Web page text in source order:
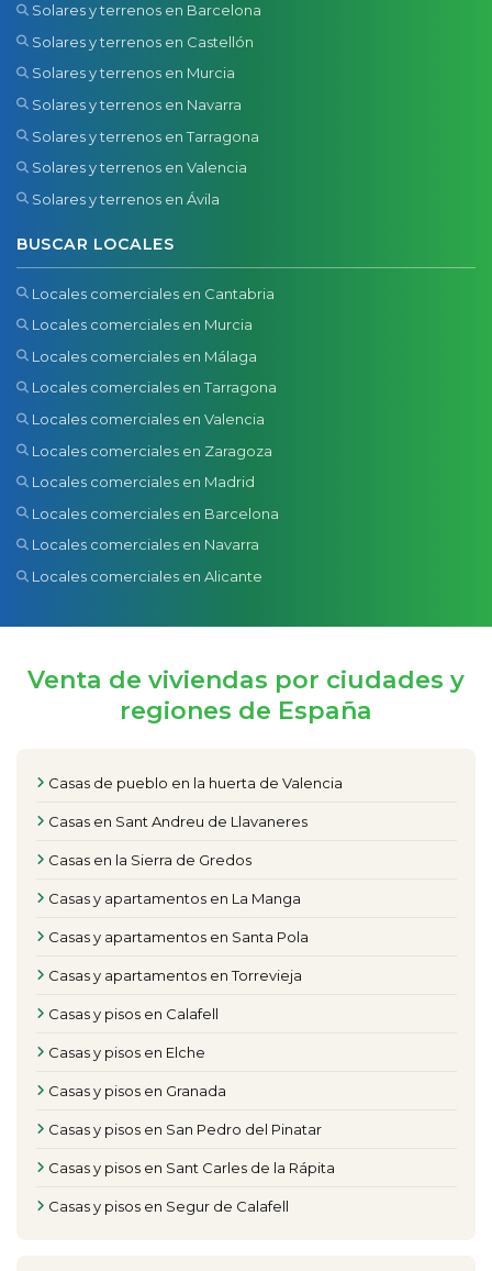
Solares y terrenos en Barcelona
Solares y terrenos en Castellón
Solares y terrenos en Murcia
Solares y terrenos en Navarra
Solares y terrenos en Tarragona
Solares y terrenos en Valencia
Solares y terrenos en Ávila
BUSCAR LOCALES
Locales comerciales en Cantabria
Locales comerciales en Murcia
Locales comerciales en Málaga
Locales comerciales en Tarragona
Locales comerciales en Valencia
Locales comerciales en Zaragoza
Locales comerciales en Madrid
Locales comerciales en Barcelona
Locales comerciales en Navarra
Locales comerciales en Alicante
Venta de viviendas por ciudades y
regiones de España
Casas de pueblo en la huerta de Valencia
Casas en Sant Andreu de Llavaneres
Casas en la Sierra de Gredos
Casas y apartamentos en La Manga
Casas y apartamentos en Santa Pola
Casas y apartamentos en Torrevieja
Casas y pisos en Calafell
Casas y pisos en Elche
Casas y pisos en Granada
Casas y pisos en San Pedro del Pinatar
Casas y pisos en Sant Carles de la Rápita
Casas y pisos en Segur de Calafell